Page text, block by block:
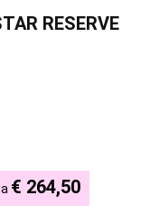
RESERVE
€ 264,50